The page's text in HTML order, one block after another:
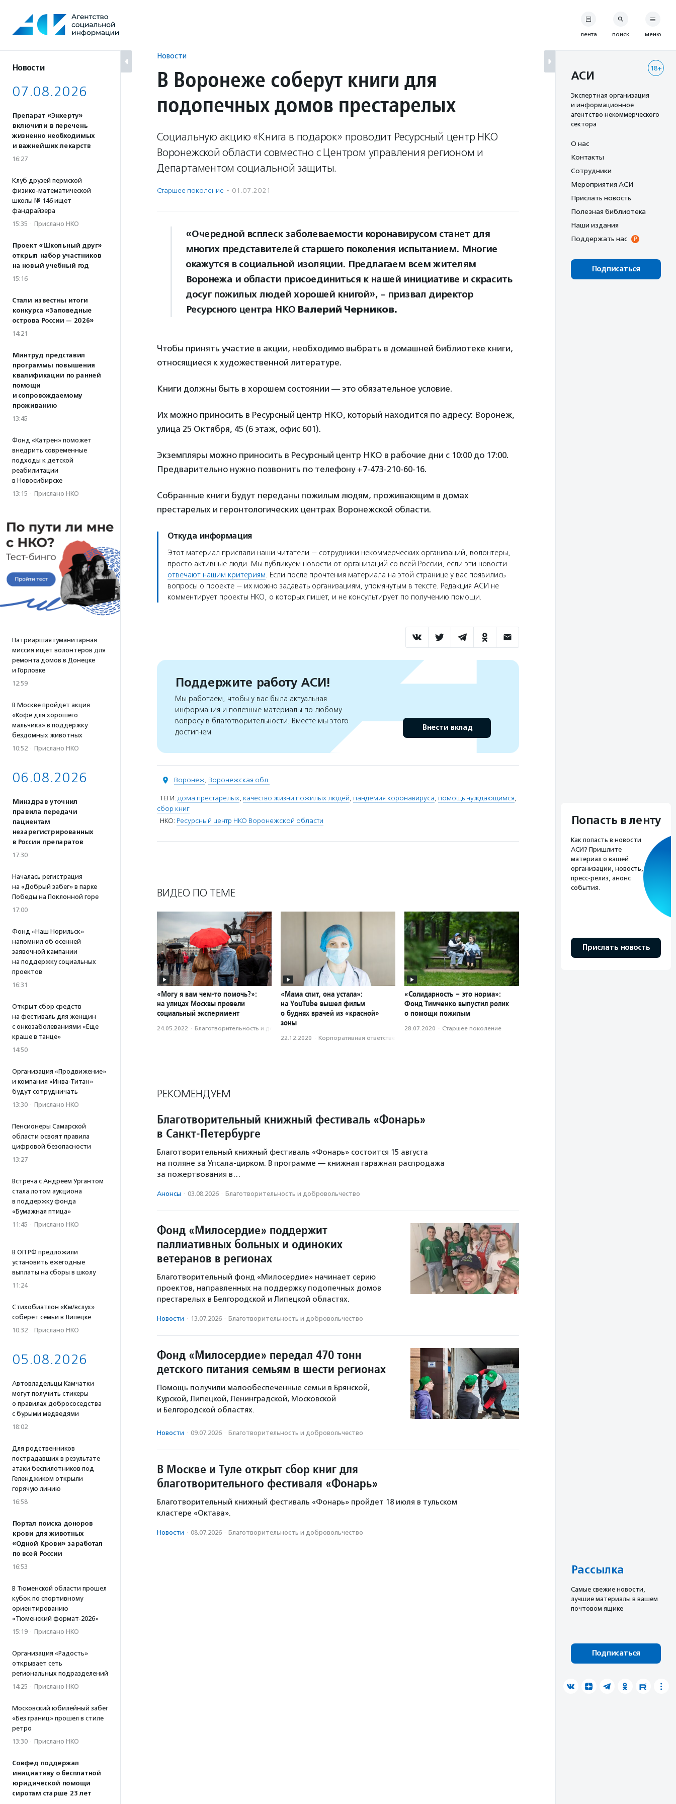
содержанию
Новости
07.08.2026
Препарат «Энхерту»
включили в перечень
жизненно необходимых
и важнейших лекарств
16:27
Клуб друзей пермской
физико-математической
школы № 146 ищет
фандрайзера
15:35 · Прислано НКО
Проект «Школьный друг»
открыл набор участников
на новый учебный год
15:16
Стали известны итоги
конкурса «Заповедные
острова России — 2026»
14:21
Минтруд представил
программы повышения
квалификации по ранней
помощи
и сопровождаемому
проживанию
13:45
Фонд «Катрен» поможет
внедрить современные
подходы к детской
реабилитации
в Новосибирске
13:15 · Прислано НКО
Патриаршая гуманитарная
миссия ищет волонтеров для
ремонта домов в Донецке
и Горловке
12:59
В Москве пройдет акция
«Кофе для хорошего
мальчика» в поддержку
бездомных животных
10:52 · Прислано НКО
06.08.2026
Минздрав уточнил
правила передачи
пациентам
незарегистрированных
в России препаратов
17:30
Началась регистрация
на «Добрый забег» в парке
Победы на Поклонной горе
17:00
Фонд «Наш Норильск»
напомнил об осенней
заявочной кампании
на поддержку социальных
проектов
16:31
Открыт сбор средств
на фестиваль для женщин
с онкозаболеваниями «Еще
краше в танце»
14:50
Организация «Продвижение»
и компания «Инва-Титан»
будут сотрудничать
13:30 · Прислано НКО
Пенсионеры Самарской
области освоят правила
цифровой безопасности
13:27
Встреча с Андреем Ургантом
стала лотом аукциона
в поддержку фонда
«Бумажная птица»
11:45 · Прислано НКО
В ОП РФ предложили
установить ежегодные
выплаты на сборы в школу
11:24
Стихобиатлон «Км/вслух»
соберет семьи в Липецке
10:32 · Прислано НКО
05.08.2026
Автовладельцы Камчатки
могут получить стикеры
о правилах добрососедства
с бурыми медведями
18:02
Для родственников
пострадавших в результате
атаки беспилотников под
Геленджиком открыли
горячую линию
16:58
Портал поиска доноров
крови для животных
«Одной Крови» заработал
по всей России
16:53
В Тюменской области прошел
кубок по спортивному
ориентированию
«Тюменский формат-2026»
15:19 · Прислано НКО
Организация «Радость»
открывает сеть
региональных подразделений
14:25 · Прислано НКО
Московский юбилейный забег
«Без границ» прошел в стиле
ретро
13:30 · Прислано НКО
Совфед поддержал
инициативу о бесплатной
юридической помощи
сиротам старше 23 лет
Новости
В Воронеже соберут книги для
подопечных домов престарелых
Социальную акцию «Книга в подарок» проводит Ресурсный центр НКО
Воронежской области совместно с Центром управления регионом и
Департаментом социальной защиты.
Старшее поколение · 01.07.2021
«Очередной всплеск заболеваемости коронавирусом станет для
многих представителей старшего поколения испытанием. Многие
окажутся в социальной изоляции. Предлагаем всем жителям
Воронежа и области присоединиться к нашей инициативе и скрасить
досуг пожилых людей хорошей книгой», – призвал директор
Ресурсного центра НКО Валерий Черников.
Чтобы принять участие в акции, необходимо выбрать в домашней библиотеке книги,
относящиеся к художественной литературе.
Книги должны быть в хорошем состоянии — это обязательное условие.
Их можно приносить в Ресурсный центр НКО, который находится по адресу: Воронеж,
улица 25 Октября, 45 (6 этаж, офис 601).
Экземпляры можно приносить в Ресурсный центр НКО в рабочие дни с 10:00 до 17:00.
Предварительно нужно позвонить по телефону +7-473-210-60-16.
Собранные книги будут переданы пожилым людям, проживающим в домах
престарелых и геронтологических центрах Воронежской области.
Откуда информация
Этот материал прислали наши читатели — сотрудники некоммерческих организаций, волонтеры,
просто активные люди. Мы публикуем новости от организаций со всей России, если эти новости
отвечают нашим критериям. Если после прочтения материала на этой странице у вас появились
вопросы о проекте — их можно задавать организациям, упомянутым в тексте. Редакция АСИ не
комментирует проекты НКО, о которых пишет, и не консультирует по получению помощи.
Поддержите работу АСИ!
Мы работаем, чтобы у вас была актуальная
информация и полезные материалы по любому
вопросу в благотворительности. Вместе мы этого
достигнем
Внести вклад
Воронеж, Воронежская обл.
ТЕГИ: дома престарелых, качество жизни пожилых людей, пандемия коронавируса, помощь нуждающимся,
сбор книг
НКО: Ресурсный центр НКО Воронежской области
ВИДЕО ПО ТЕМЕ
«Могу я вам чем-то помочь?»:
на улицах Москвы провели
социальный эксперимент
24.05.2022 · Благотвори­тель­ность и доброволь­чест­во
«Мама спит, она устала»:
на YouTube вышел фильм
о буднях врачей из «красной»
зоны
22.12.2020 · Корпоративная ответственность
«Солидарность – это норма»:
Фонд Тимченко выпустил ролик
о помощи пожилым
28.07.2020 · Старшее поколение
РЕКОМЕНДУЕМ
Благотворительный книжный фестиваль «Фонарь»
в Санкт-Петербурге
Благотворительный книжный фестиваль «Фонарь» состоится 15 августа
на поляне за Упсала-цирком. В программе — книжная гаражная распродажа
за пожертвования в…
Анонсы · 03.08.2026 · Благотвори­тель­ность и доброволь­чест­во
Фонд «Милосердие» поддержит
паллиативных больных и одиноких
ветеранов в регионах
Благотворительный фонд «Милосердие» начинает серию
проектов, направленных на поддержку подопечных домов
престарелых в Белгородской и Липецкой областях.
Новости · 13.07.2026 · Благотвори­тель­ность и доброволь­чест­во
Фонд «Милосердие» передал 470 тонн
детского питания семьям в шести регионах
Помощь получили малообеспеченные семьи в Брянской,
Курской, Липецкой, Ленинградской, Московской
и Белгородской областях.
Новости · 09.07.2026 · Благотвори­тель­ность и доброволь­чест­во
В Москве и Туле открыт сбор книг для
благотворительного фестиваля «Фонарь»
Благотворительный книжный фестиваль «Фонарь» пройдет 18 июля в тульском
кластере «Октава».
Новости · 08.07.2026 · Благотвори­тель­ность и доброволь­чест­во
лента поиск меню
18+
АСИ
Экспертная организация
и информационное
агентство некоммерческого
сектора
О нас
Контакты
Сотрудники
Мероприятия АСИ
Прислать новость
Полезная библиотека
Наши издания
Поддержать нас
Подписаться
Попасть в ленту
Как попасть в новости
АСИ? Пришлите
материал о вашей
организации, новость,
пресс-релиз, анонс
события.
Прислать новость
Рассылка
Cамые свежие новости,
лучшие материалы в вашем
почтовом ящике
Подписаться